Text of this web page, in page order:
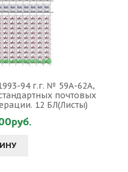
94 г.г. № 59А-62А,
почтовых
12 БЛ(Листы)